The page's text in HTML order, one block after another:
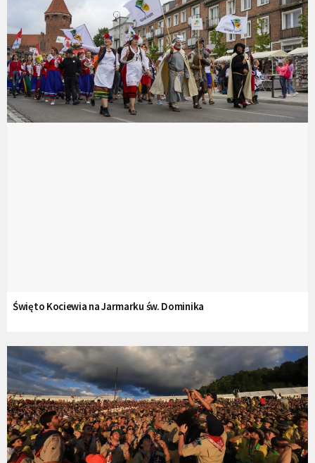
Święto Kociewia na Jarmarku św. Dominika